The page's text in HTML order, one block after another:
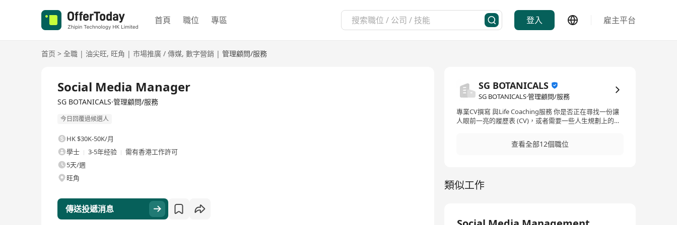
首頁 職位 專區 登入 雇主平台
首页 > 全職 | 油尖旺, 旺角 | 市場推廣 / 傳媒, 數字營銷 | 管理顧問/服務
Social Media Manager
SG BOTANICALS·管理顧問/服務
今日回覆過候選人
HK $30K-50K/月
學士
3-5年经验
需有香港工作許可
5天/週
旺角
傳送投遞消息
SG BOTANICALS
SG BOTANICALS·管理顧問/服務
專業CV撰寫 與Life Coaching服務 你是否正在尋找一份讓
人眼前一亮的履歷表 (CV)，或者需要一些人生規劃上的指
層樓的專業人士，我都可以幫助你！ 服務內容： 1. 專業
目標並制定行動計劃。 - 幫助你克服挑戰，激發潛能，實
現職業與個人生活的平衡。 為什麼選擇我？ - 專業經驗：
計，確保成果符合你的期望。 - 高效可靠：服務快速且專
查看全部12個職位
類似工作